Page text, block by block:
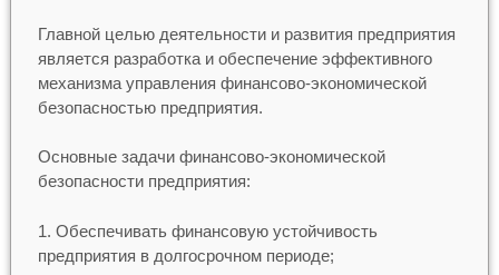
Главной целью деятельности и развития предприятия
является разработка и обеспечение эффективного
механизма управления финансово-экономической
безопасностью предприятия.
Основные задачи финансово-экономической
безопасности предприятия:
1. Обеспечивать финансовую устойчивость
предприятия в долгосрочном периоде;